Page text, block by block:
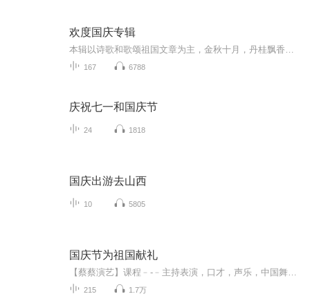
欢度国庆专辑
167 6788
庆祝七一和国庆节
24 1818
国庆出游去山西
10 5805
国庆节为祖国献礼
215 1.7万